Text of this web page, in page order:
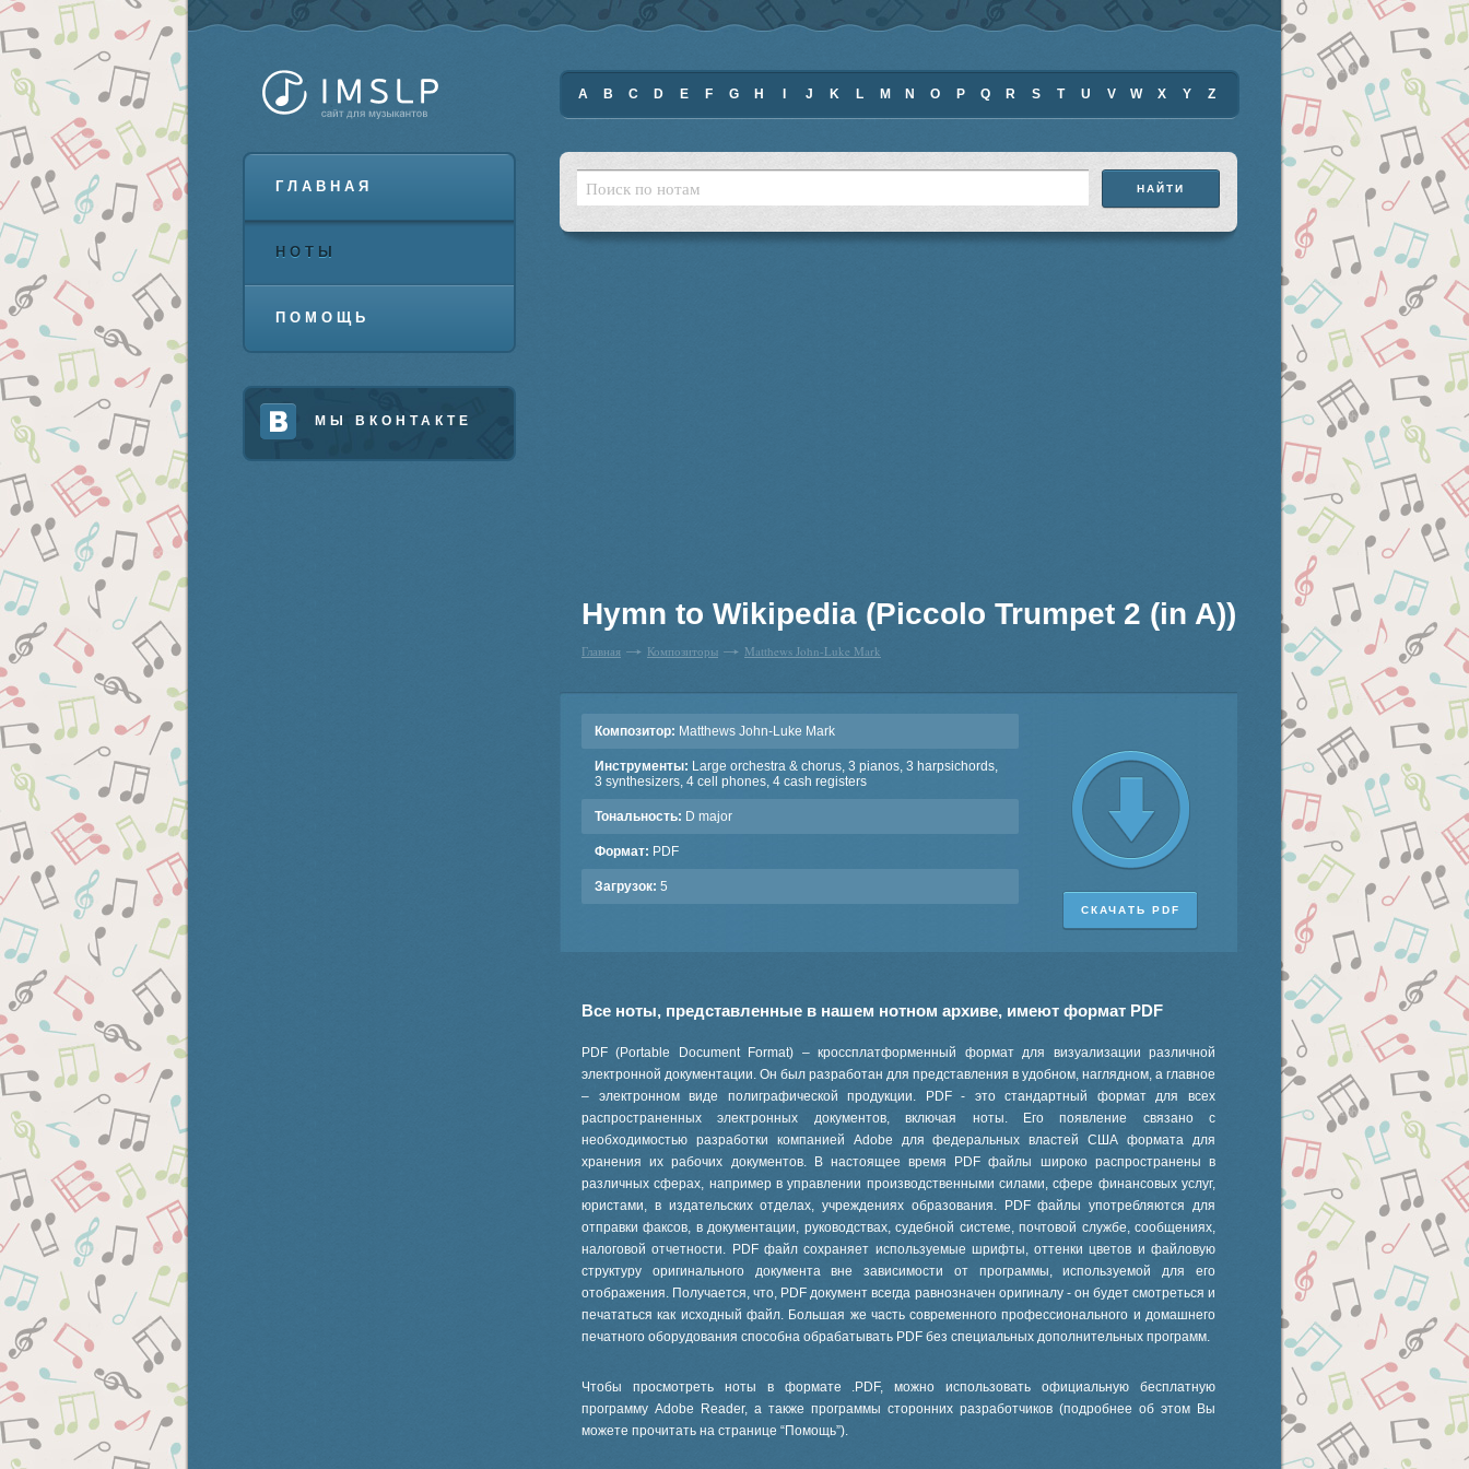
ГЛАВНАЯ
НОТЫ
ПОМОЩЬ
МЫ ВКОНТАКТЕ
A B C D E F G H J K L M N O P Q R S T U V W X Y Z
Hymn to Wikipedia (Piccolo Trumpet 2 (in A))
Главная Композиторы Matthews John-Luke Mark
Композитор: Matthews John-Luke Mark
Инструменты: Large orchestra & chorus, 3 pianos, 3 harpsichords,
3 synthesizers, 4 cell phones, 4 cash registers
Тональность: D major
Формат: PDF
Загрузок: 5
СКАЧАТЬ PDF
Все ноты, представленные в нашем нотном архиве, имеют формат PDF
PDF (Portable Document Format) – кроссплатформенный формат для визуализации различной
электронной документации. Он был разработан для представления в удобном, наглядном, а главное
– электронном виде полиграфической продукции. PDF - это стандартный формат для всех
распространенных электронных документов, включая ноты. Его появление связано с
необходимостью разработки компанией Adobe для федеральных властей США формата для
хранения их рабочих документов. В настоящее время PDF файлы широко распространены в
различных сферах, например в управлении производственными силами, сфере финансовых услуг,
юристами, в издательских отделах, учреждениях образования. PDF файлы употребляются для
отправки факсов, в документации, руководствах, судебной системе, почтовой службе, сообщениях,
налоговой отчетности. PDF файл сохраняет используемые шрифты, оттенки цветов и файловую
структуру оригинального документа вне зависимости от программы, используемой для его
отображения. Получается, что, PDF документ всегда равнозначен оригиналу - он будет смотреться и
печататься как исходный файл. Большая же часть современного профессионального и домашнего
печатного оборудования способна обрабатывать PDF без специальных дополнительных программ.
Чтобы просмотреть ноты в формате .PDF, можно использовать официальную бесплатную
программу Adobe Reader, а также программы сторонних разработчиков (подробнее об этом Вы
можете прочитать на странице “Помощь”).